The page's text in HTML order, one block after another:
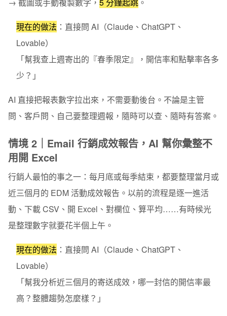
→ 截圖或手動複製數字， 5 分鐘起跳 。
現在的做法 ： 直接問 AI（Claude、ChatGPT、
Lovable）
「幫我查上週寄出的『春季限定』，開信率和點擊率各多
少？」
AI 直接把報表數字拉出來，不需要動後台。不論是主管
問、客戶問、自己要整理週報，隨時可以查、隨時有答案。
情境 2｜Email 行銷成效報告，AI 幫你彙整不
用開 Excel
行銷人最怕的事之一：每月底或每季結束，都要整理當月或
近三個月的 EDM 活動成效報告。以前的流程是逐一進活
動、下載 CSV、開 Excel、對欄位、算平均……有時候光
是整理數字就要花半個上午。
現在的做法 ：直接問 AI（Claude、ChatGPT、
Lovable）
「幫我分析近三個月的寄送成效，哪一封信的開信率最
高？整體趨勢怎麼樣？」